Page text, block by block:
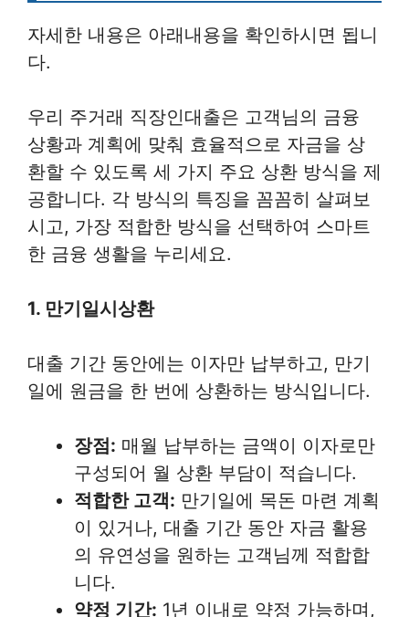
자세한 내용은 아래내용을 확인하시면 됩니
다.
우리 주거래 직장인대출은 고객님의 금융
상황과 계획에 맞춰 효율적으로 자금을 상
환할 수 있도록 세 가지 주요 상환 방식을 제
공합니다. 각 방식의 특징을 꼼꼼히 살펴보
시고, 가장 적합한 방식을 선택하여 스마트
한 금융 생활을 누리세요.
1. 만기일시상환
대출 기간 동안에는 이자만 납부하고, 만기
일에 원금을 한 번에 상환하는 방식입니다.
장점: 매월 납부하는 금액이 이자로만
구성되어 월 상환 부담이 적습니다.
적합한 고객: 만기일에 목돈 마련 계획
이 있거나, 대출 기간 동안 자금 활용
의 유연성을 원하는 고객님께 적합합
니다.
약정 기간: 1년 이내로 약정 가능하며,